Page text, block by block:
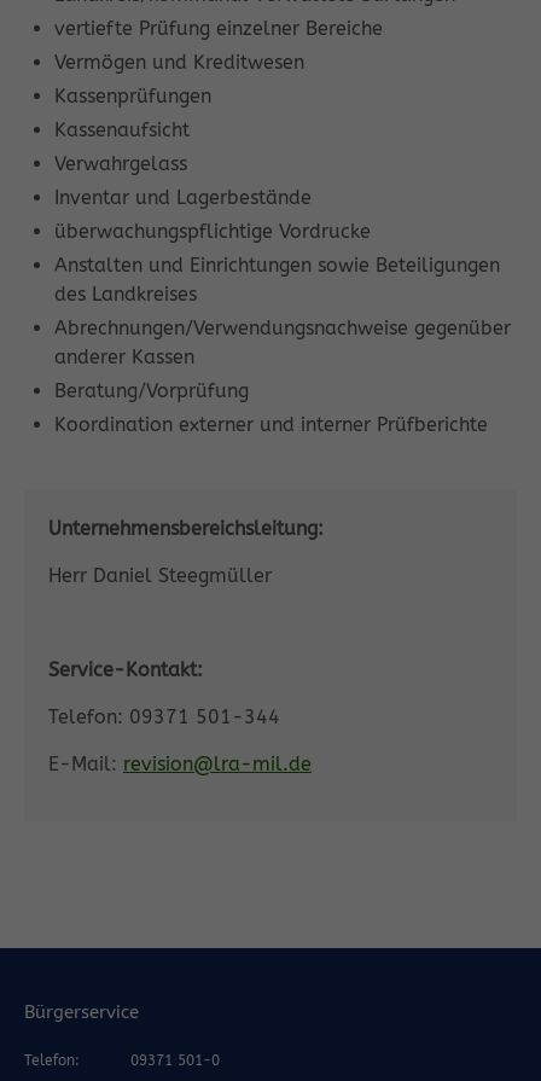
vertiefte Prüfung einzelner Bereiche
Vermögen und Kreditwesen
Kassenprüfungen
Kassenaufsicht
Verwahrgelass
Inventar und Lagerbestände
überwachungspflichtige Vordrucke
Anstalten und Einrichtungen sowie Beteiligungen
des Landkreises
Abrechnungen/Verwendungsnachweise gegenüber
anderer Kassen
Beratung/Vorprüfung
Koordination externer und interner Prüfberichte
Unternehmensbereichsleitung:
Herr Daniel Steegmüller
Service-Kontakt:
Telefon: 09371 501-344
E-Mail: revision@lra-mil.de
Bürgerservice
Telefon:
09371 501-0